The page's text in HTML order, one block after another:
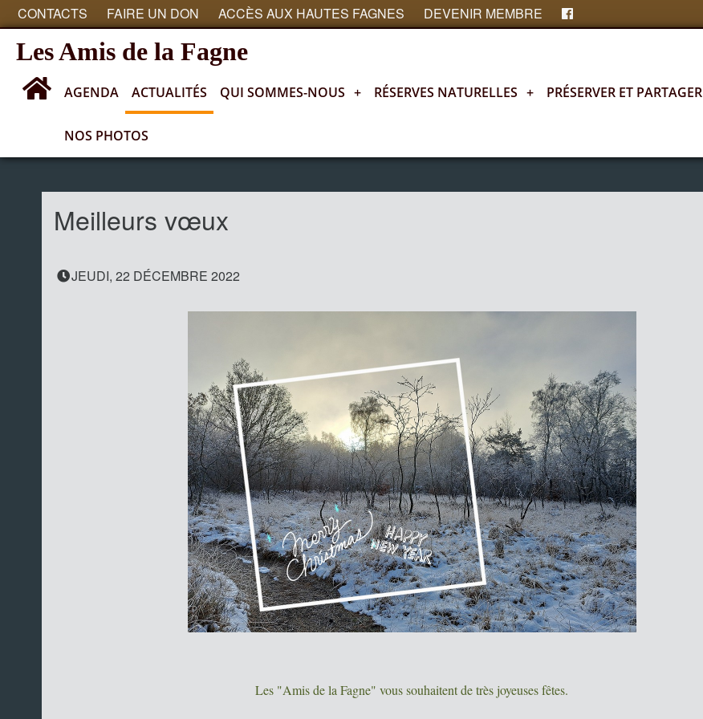
CONTACTS FAIRE UN DON ACCÈS AUX HAUTES FAGNES DEVENIR MEMBRE
Les Amis de la Fagne
AGENDA ACTUALITÉS QUI SOMMES-NOUS + RÉSERVES NATURELLES + PRÉSERVER ET PARTAGER
NOS PHOTOS
Actualités
Meilleurs vœux
JEUDI, 22 DÉCEMBRE 2022
Les "Amis de la Fagne" vous souhaitent de très joyeuses fêtes.